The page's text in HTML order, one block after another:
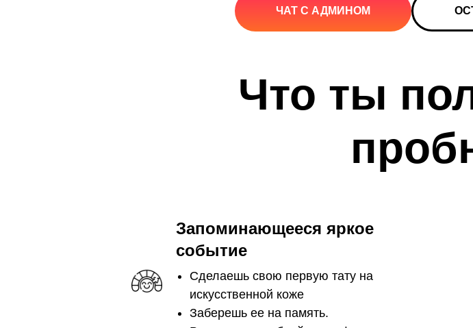
ЧАТ С АДМИНОМ
Что ты
Запоминающееся яркое
событие
Сделаешь свою первую тату на
искусственной коже
Заберешь ее на память.